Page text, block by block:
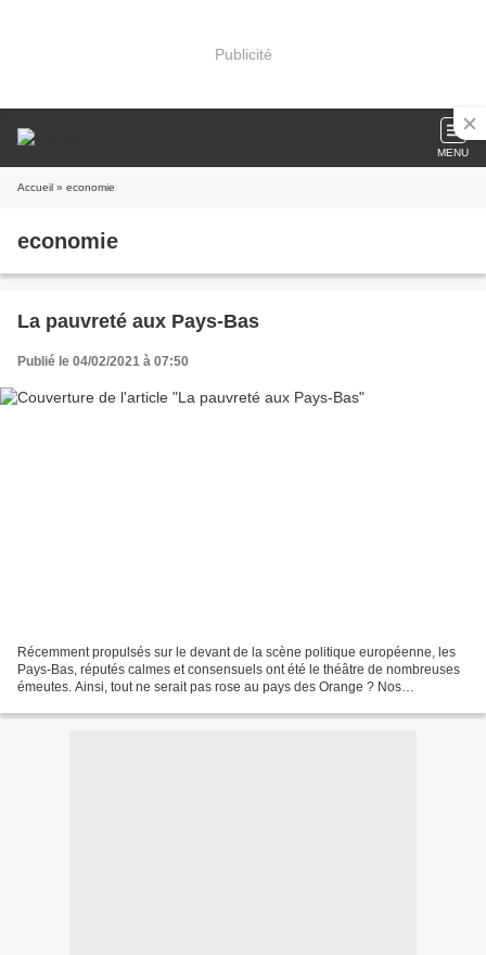
Publicité
MENU
Accueil » economie
economie
La pauvreté aux Pays-Bas
Publié le 04/02/2021 à 07:50
Récemment propulsés sur le devant de la scène politique européenne, les
Pays-Bas, réputés calmes et consensuels ont été le théâtre de nombreuses
émeutes. Ainsi, tout ne serait pas rose au pays des Orange ? Nos